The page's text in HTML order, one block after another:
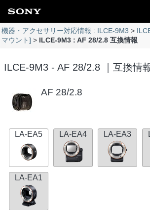
機器・アクセサリー対応情報 : ILCE-9M3
マウント]
ILCE-9M3 : AF 28/2.8 互換情報
ILCE-9M3 - AF 28/2.8 ｜互換情
AF 28/2.8
LA-EA5 LA-EA4 LA-EA3
LA-EA1